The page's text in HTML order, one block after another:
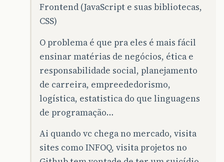
Frontend (JavaScript e suas bibliotecas,
CSS)
O problema é que pra eles é mais fácil
ensinar matérias de negócios, ética e
responsabilidade social, planejamento
de carreira, empreededorismo,
logística, estatistica do que linguagens
de programação…
Ai quando vc chega no mercado, visita
sites como INFOQ, visita projetos no